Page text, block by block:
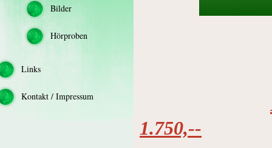
Bilder
Hörproben
Links
Kontakt / Impressum
1.750,--